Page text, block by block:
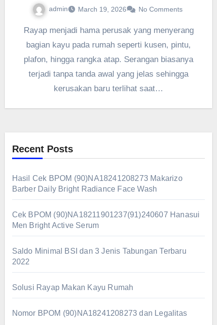
admin March 19, 2026 No Comments
Rayap menjadi hama perusak yang menyerang
bagian kayu pada rumah seperti kusen, pintu,
plafon, hingga rangka atap. Serangan biasanya
terjadi tanpa tanda awal yang jelas sehingga
kerusakan baru terlihat saat…
Recent Posts
Hasil Cek BPOM (90)NA18241208273 Makarizo
Barber Daily Bright Radiance Face Wash
Cek BPOM (90)NA18211901237(91)240607 Hanasui
Men Bright Active Serum
Saldo Minimal BSI dan 3 Jenis Tabungan Terbaru
2022
Solusi Rayap Makan Kayu Rumah
Nomor BPOM (90)NA18241208273 dan Legalitas